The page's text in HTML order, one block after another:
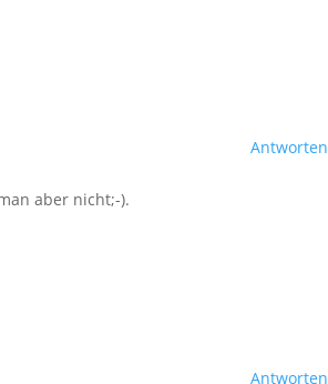
aber nicht;-).
Antworten
Antworten